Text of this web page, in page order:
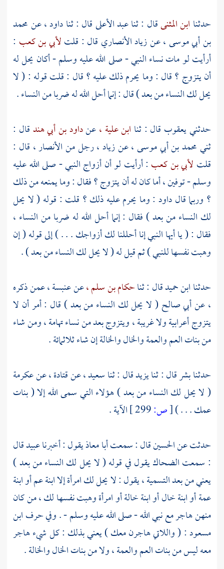
حدثنا ابن المثنىقال : ثناعبد الأعلىقال : ثناداود ،عنمحمد
بن أبي موسى ،عنزياد الأنصاري قال : قلتلأبي بن كعب :
أرأيت لو مات نساء النبي - صلى الله عليه وسلم - أكان يحل له
أن يتزوج ؟ قال : وما يحرم ذلك عليه ؟ قال : قلت قوله : ( لا
يحل لك النساء من بعد ) قال : إنما أحل الله له ضربا من النساء .
حدثنييعقوب قال : ثنا ابن علية ،عنداود بن أبي هندقال :
ثنيمحمد بن أبي موسى ،عنزياد ،رجل منالأنصار ، قال :
قلت لأبي بن كعب : أرأيت لو أن أزواج النبي - صلى الله عليه
وسلم - توفين ، أما كان له أن يتزوج ؟ فقال : وما يمنعه من ذلك
؟ وربما قال داود : وما يحرم عليه ذلك ؟ قلت : قوله ( لا يحل
لك النساء من بعد ) فقال : إنما أحل الله له ضربا من النساء ،
فقال : ( يا أيها النبي إنا أحللنا لك أزواجك . . . ) إلى قوله ( إن
وهبت نفسها للنبي ) ثم قيل له ( لا يحل لك النساء من بعد ) .
حدثناابن حميدقال : ثناحكام بن سلم ،عنعنبسة ،عمن ذكره
، عنأبي صالح ( لا يحل لك النساء من بعد ) قال : أمر أن لا
يتزوج أعرابية ولا غريبة ، ويتزوج بعد من نساء تهامة ، ومن شاء
من بنات العم والعمة والخال والخالة إن شاء ثلاثمائة .
حدثنابشرقال : ثنايزيدقال : ثناسعيد ،عنقتادة ،عنعكرمة
( لا يحل لك النساء من بعد ) هؤلاء التي سمى الله إلا ( بنات
عمك . . . )[ص:
الآية .
حدثت عنالحسينقال : سمعتأبا معاذيقول : أخبرناعبيدقال
: سمعتالضحاكيقول في قوله ( لا يحل لك النساء من بعد )
يعني من بعد التسمية ، يقول : لا يحل لك امرأة إلا ابنة عم أو ابنة
عمة أو ابنة خال أو ابنة خالة أو امرأة وهبت نفسها لك ، من كان
منهن هاجر مع نبي الله - صلى الله عليه وسلم - . وفي حرفابن
مسعود: ( واللاتي هاجرن معك ) يعني بذلك : كل شيء هاجر
معه ليس من بنات العم والعمة ، ولا من بنات الخال والخالة .